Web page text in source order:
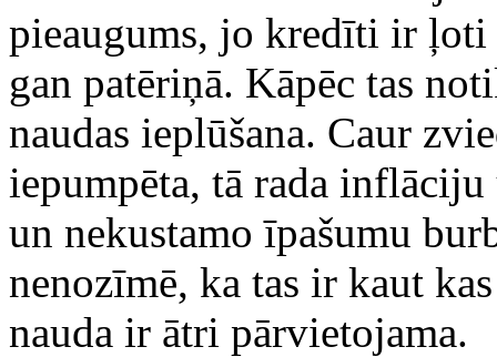
pieaugums, jo kredīti ir ļoti
gan patēriņā. Kāpēc tas
naudas ieplūšana. Caur
iepumpēta, tā rada
un nekustamo īpašumu
nenozīmē, ka tas ir kaut
nauda ir ātri pārvietojama.